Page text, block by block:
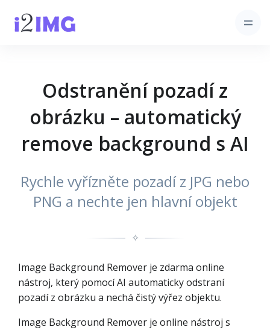
Odstranění pozadí z
obrázku – automatický
remove background s AI
Rychle vyřízněte pozadí z JPG nebo
PNG a nechte jen hlavní objekt
✧
Image Background Remover je zdarma online
nástroj, který pomocí AI automaticky odstraní
pozadí z obrázku a nechá čistý výřez objektu.
Image Background Remover je online nástroj s